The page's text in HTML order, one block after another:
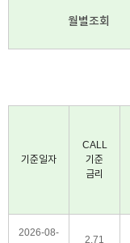
월별조회
기준일자
CALL
기준
금리
2026-08-
2.71